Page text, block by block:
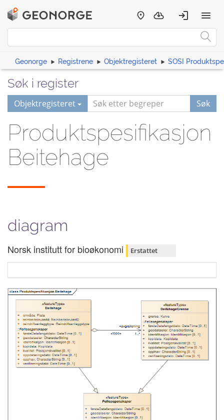
Geonorge Registrene Objektregisteret SOSI
Søk i register
Objektregisteret Søk
Produktspesifikasjon
Beitehage
diagram
Norsk institutt for bioøkonomi Erstattet